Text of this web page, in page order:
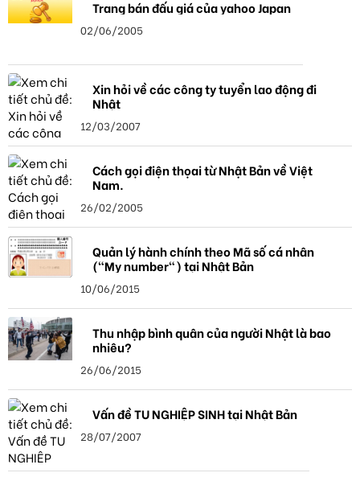
Trang bán đấu giá của yahoo Japan
02/06/2005
Xin hỏi về các công ty tuyển lao động đi
Nhật
12/03/2007
Cách gọi điện thọai từ Nhật Bản về Việt
Nam.
26/02/2005
Quản lý hành chính theo Mã số cá nhân
("My number") tại Nhật Bản
10/06/2015
Thu nhập bình quân của người Nhật là bao
nhiêu?
26/06/2015
Vấn đề TU NGHIỆP SINH tại Nhật Bản
28/07/2007